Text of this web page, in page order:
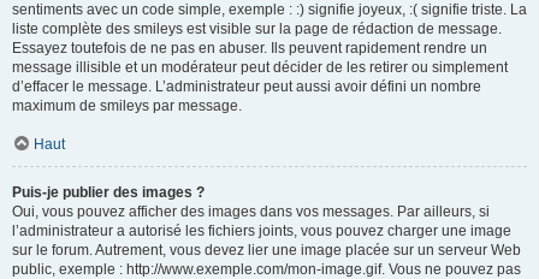
sentiments avec un code simple, exemple : :) signifie joyeux, :( signifie triste. La
liste complète des smileys est visible sur la page de rédaction de message.
Essayez toutefois de ne pas en abuser. Ils peuvent rapidement rendre un
message illisible et un modérateur peut décider de les retirer ou simplement
d’effacer le message. L’administrateur peut aussi avoir défini un nombre
maximum de smileys par message.
Haut
Puis-je publier des images ?
Oui, vous pouvez afficher des images dans vos messages. Par ailleurs, si
l’administrateur a autorisé les fichiers joints, vous pouvez charger une image
sur le forum. Autrement, vous devez lier une image placée sur un serveur Web
public, exemple : http://www.exemple.com/mon-image.gif. Vous ne pouvez pas